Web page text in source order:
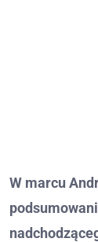
W marcu